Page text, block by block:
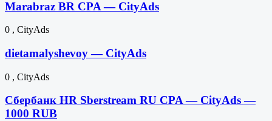
Marabraz BR CPA — CityAds
0 , CityAds
dietamalyshevoy — CityAds
0 , CityAds
Сбербанк HR Sberstream RU CPA — CityAds —
1000 RUB